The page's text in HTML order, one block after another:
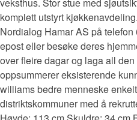
komplett utstyrt
Nordialog Hamar AS på
epost eller besøke deres
over fleire dagar og laga all
oppsummerer eksisterende
williams bedre menneske
distriktskommuner med å